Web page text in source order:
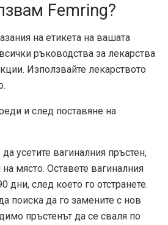
Femring?
на етикета на вашата
ръководства за лекарства
Използвайте лекарството
и след поставяне на
усетите вагиналния пръстен,
място. Оставете вагиналния
дни, след което го отстранете.
поиска да го замените с нов
пръстенът да се сваля по